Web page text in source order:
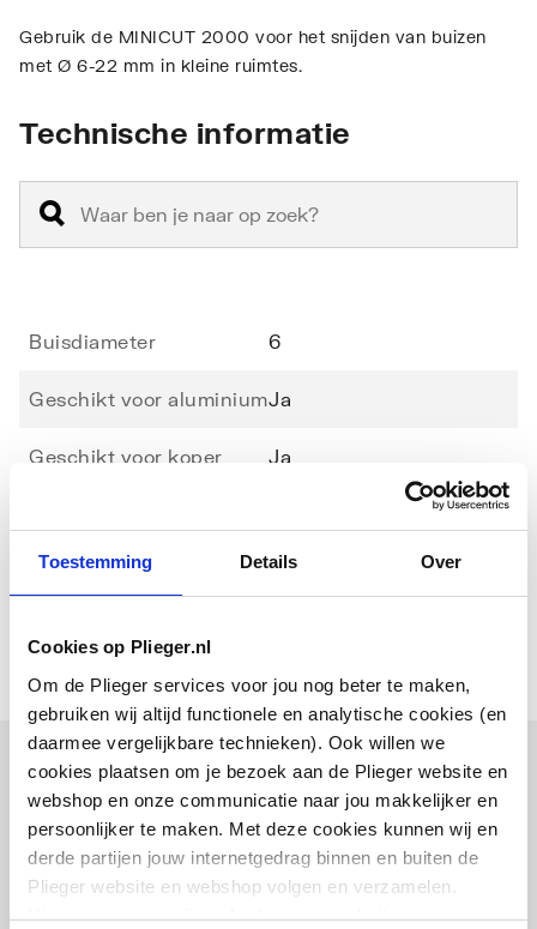
Toestemming Details Over
Cookies op Plieger.nl
Om de Plieger services voor jou nog beter te maken,
gebruiken wij altijd functionele en analytische cookies (en
daarmee vergelijkbare technieken). Ook willen we
cookies plaatsen om je bezoek aan de Plieger website en
webshop en onze communicatie naar jou makkelijker en
persoonlijker te maken. Met deze cookies kunnen wij en
derde partijen jouw internetgedrag binnen en buiten de
Plieger website en webshop volgen en verzamelen.
Hiermee passen wij en derden onze website, app,
Gebruik de MINICUT 2000 voor het snijden van buizen
met Ø 6-22 mm in kleine ruimtes.
Technische informatie
Buisdiameter 6
Geschikt voor aluminiumJa
Geschikt voor koper Ja
Geschikt voor RVS Nee
gietijzeren buis
Geschikt voor kunststof Nee
Geschikt voor composiet
meerlagenbuis
Nee
Lengte 70
Aantal snijwieltjes 1
Toon meer
Onderdelen